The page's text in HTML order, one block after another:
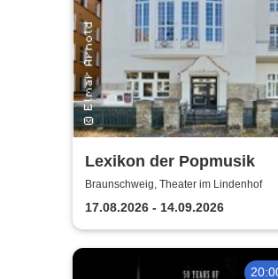
Lexikon der Popmusik
Braunschweig, Theater im Lindenhof
17.08.2026 - 14.09.2026